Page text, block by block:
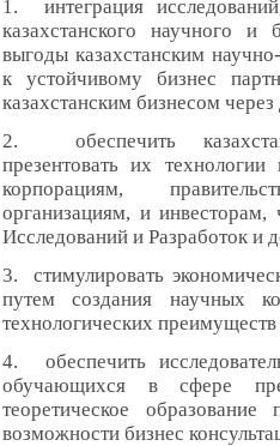
1. интеграция
казахстанского научного и
выгоды казахстанским
к устойчивому бизнес
казахстанским бизнесом
2. обеспечить
презентовать их
корпорациям,
организациям, и инвесторам,
Исследований и Разработок и
3. стимулировать
путем создания научных
технологических преимуществ
4. обеспечить
обучающихся в сфере
теоретическое
возможности бизнес